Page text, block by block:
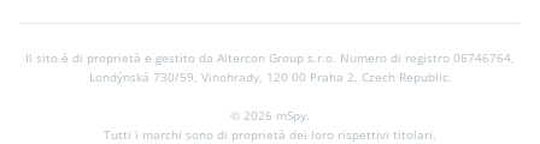
Il sito è di proprietà e gestito da Altercon Group s.r.o. Numero di registro 06746764,
Londýnská 730/59, Vinohrady, 120 00 Praha 2, Czech Republic.
© 2026 mSpy.
Tutti i marchi sono di proprietà dei loro rispettivi titolari.